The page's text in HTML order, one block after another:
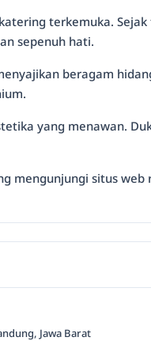
terkemuka.
sepenuh hati.
beragam
yang menawan.
mengunjungi situs
Jawa Barat